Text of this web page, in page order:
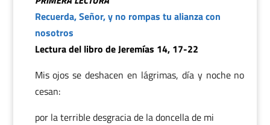
Recuerda, Señor, y no rompas tu alianza con
nosotros
Lectura del libro de Jeremías 14, 17-22
Mis ojos se deshacen en lágrimas, día y noche no
cesan:
por la terrible desgracia de la doncella de mi